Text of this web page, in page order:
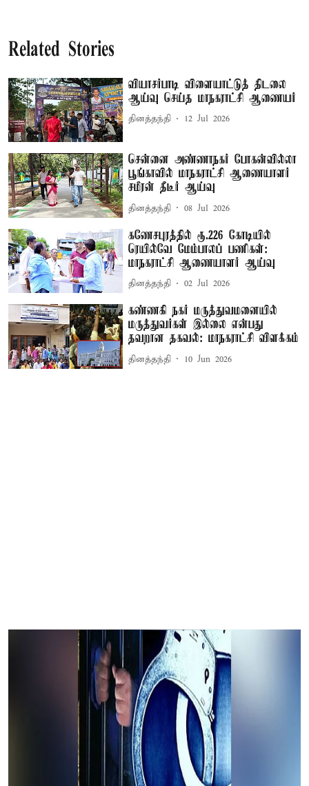
Related Stories
வியாசர்பாடி விளையாட்டுத் திடலை
ஆய்வு செய்த மாநகராட்சி ஆணையர்
தினத்தந்தி 12 Jul 2026
சென்னை அண்ணாநகர் போகன்வில்லா
பூங்காவில் மாநகராட்சி ஆணையாளர்
சமீரன் தீடீர் ஆய்வு
தினத்தந்தி 08 Jul 2026
கணேசபுரத்தில் ரூ.226 கோடியில்
ரெயில்வே மேம்பாலப் பணிகள்:
மாநகராட்சி ஆணையாளர் ஆய்வு
தினத்தந்தி 02 Jul 2026
கண்ணகி நகர் மருத்துவமனையில்
மருத்துவர்கள் இல்லை என்பது
தவறான தகவல்: மாநகராட்சி விளக்கம்
தினத்தந்தி 10 Jun 2026